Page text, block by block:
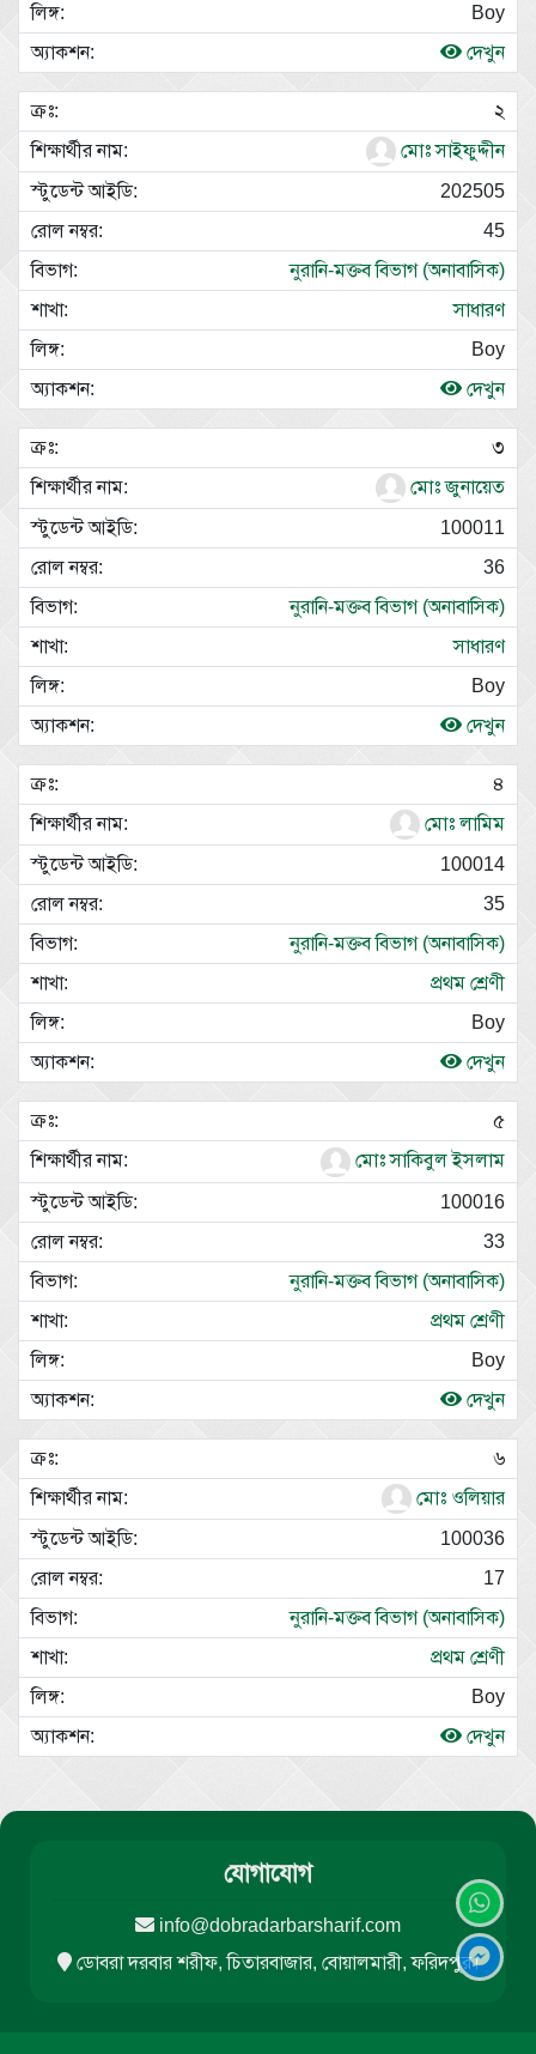
Boy
দেখুন
২
মোঃ সাইফুদ্দীন
202505
45
নুরানি-মক্তব বিভাগ (অনাবাসিক)
সাধারণ
Boy
দেখুন
৩
মোঃ জুনায়েত
100011
36
নুরানি-মক্তব বিভাগ (অনাবাসিক)
সাধারণ
Boy
দেখুন
৪
মোঃ লামিম
100014
35
নুরানি-মক্তব বিভাগ (অনাবাসিক)
প্রথম শ্রেণী
Boy
দেখুন
৫
মোঃ সাকিবুল ইসলাম
100016
33
নুরানি-মক্তব বিভাগ (অনাবাসিক)
প্রথম শ্রেণী
Boy
দেখুন
৬
মোঃ ওলিয়ার
100036
17
নুরানি-মক্তব বিভাগ (অনাবাসিক)
প্রথম শ্রেণী
Boy
দেখুন
যোগাযোগ
info@dobradarbarsharif.com
ডোবরা দরবার শরীফ, চিতারবাজার, বোয়ালমারী, ফরিদপুর।